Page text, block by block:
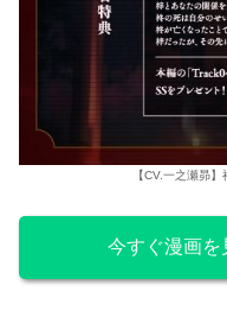
【CV.一之瀬昴
今すぐ漫画を